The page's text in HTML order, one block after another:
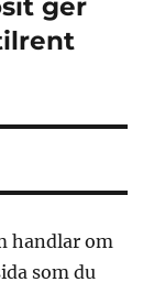
ger
handlar om
som du